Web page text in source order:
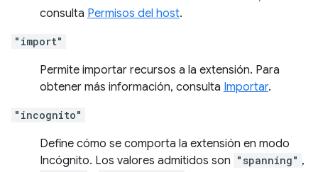
consulta Permisos del host.
"import"
Permite importar recursos a la extensión. Para
obtener más información, consulta Importar.
"incognito"
Define cómo se comporta la extensión en modo
Incógnito. Los valores admitidos son "spanning" ,